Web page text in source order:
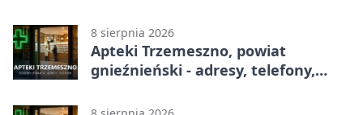
8 sierpnia 2026
Apteki Trzemeszno, powiat
gnieźnieński - adresy, telefony,